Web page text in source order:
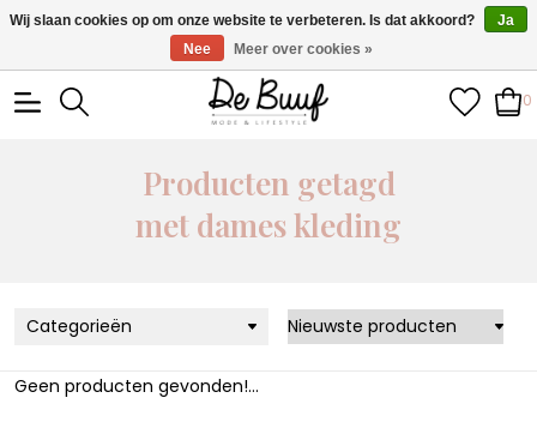
• Wekelijks nieuwe items • Gratis verzending >€100,- •
Verzonden binnen 1-3 werkdagen
0
Producten getagd
met dames kleding
Categorieën
Geen producten gevonden!...
Wij slaan cookies op om onze website te verbeteren. Is dat akkoord?
Ja
Nee
Meer over cookies »